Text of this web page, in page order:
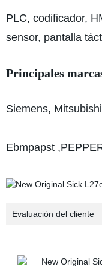
PLC, codificador,
sensor, pantalla
Principales
Siemens,
Ebmpapst
Evaluación del cliente